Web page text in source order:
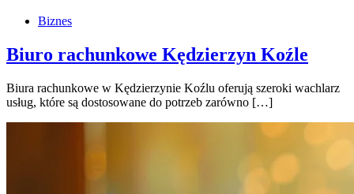
Biznes
Biuro rachunkowe Kędzierzyn Koźle
Biura rachunkowe w Kędzierzynie Koźlu oferują szeroki wachlarz
usług, które są dostosowane do potrzeb zarówno […]